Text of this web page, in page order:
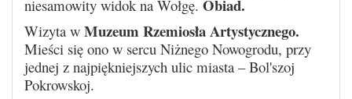
niesamowity widok na Wołgę. Obiad.
Wizyta w Muzeum Rzemiosła Artystycznego.
Mieści się ono w sercu Niżnego Nowogrodu, przy
jednej z najpiękniejszych ulic miasta – Bol'szoj
Pokrowskoj.